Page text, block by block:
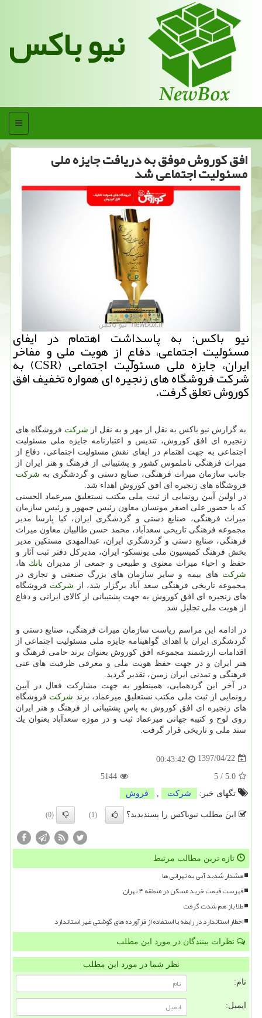
نیو باکس
منو
افق كوروش موفق به دریافت جایزه ملی
مسئولیت اجتماعی شد
نیو باكس: به پاسداشت اهتمام در ایفای
مسئولیت اجتماعی، دفاع از هویت ملی و مفاخر
ایران، جایزه ملی مسئولیت اجتماعی (CSR) به
شركت فروشگاه های زنجیره ای همواره تخفیف افق
كوروش تعلق گرفت.
به گزارش نیو باكس به نقل از مهر و به نقل از شركت فروشگاه های
زنجیره ای افق كوروش، تندیس و اعتبارنامه جایزه ملی مسئولیت
اجتماعی به جهت اهتمام در ایفای نقش مسئولیت اجتماعی، دفاع از
میراث فرهنگی ناملموس كشور و پشتیبانی از فرهنگ و هنر ایران از
جانب سازمان میراث فرهنگی، صنایع دستی و گردشگری به شركت
فروشگاه های زنجیره ای افق كوروش اهداء شد.
در اولین آیین رونمایی از ثبت ملی مكتب نستعلیق میرعماد الحسنی
كه با حضور علی اصغر مونسان معاون رئیس جمهور و رئیس سازمان
میراث فرهنگی، صنایع دستی و گردشگری ایران، كیا پارسا مدیر
مجموعه فرهنگی تاریخی سعدآباد، محمد حسن طالبیان معاون میراث
فرهنگی، صنایع دستی و گردشگری ایران، عبدالمهدی مستكین مدیر
بخش فرهنگ كمیسیون ملی یونسكو- ایران، مدیركل دفتر ثبت آثار و
حفظ و احیاء میراث معنوی و طبیعی و جمعی از مدیران بانك ها،
شركت های بیمه و سایر سازمان های بزرگ صنعتی و تجاری در
مجموعه تاریخی فرهنگی سعد آباد برگزار شد، از شركت فروشگاه
های زنجیره ای افق كوروش به جهت پشتیبانی از كالای ایرانی و دفاع
از هویت ملی تجلیل شد.
در ادامه این مراسم ریاست سازمان میراث فرهنگی، صنایع دستی و
گردشگری ایران با اهدای گواهینامه جایزه ملی مسئولیت اجتماعی از
اقدامات ارزشمند مجموعه افق كوروش بعنوان برند حامی فرهنگ و
هنر ایران و در جهت حفظ هویت ملی و معرفی ظرفیت های غنی
فرهنگی و تمدنی ایران زمین، تقدیر گردید.
در آخر این گردهمایی، همینطور به جهت مشاركت فعال در آیین
رونمایی از ثبت ملی مكتب نستعلیق میرعماد، برند شركت فروشگاه
های زنجیره ای افق كوروش به پاسِ پشتیبانی از فرهنگ و هنر ایران
روی لوح و كتیبه جهانی میرعماد ثبت و در موزه سعدآباد بعنوان یك
سند ملی و تاریخی قرار گرفت.
1397/04/22
00:43:42
5.0
/
5
5144
تگهای خبر:
شركت فروش
این مطلب نیوباکس را پسندیدید؟ (1)
(0)
تازه ترین مطالب مرتبط
هشدار شدید آبی به تهرانی ها
فهرست قیمت خرید مسکن در منطقه ۴ تهران
طلا باز هم شدت گرفت
اخطار استاندارد در رابطه با استفاده از فرآورده های گوشتی غیر استاندارد
نظرات بینندگان در مورد این مطلب
نظر شما در مورد این مطلب
نام:
ایمیل: